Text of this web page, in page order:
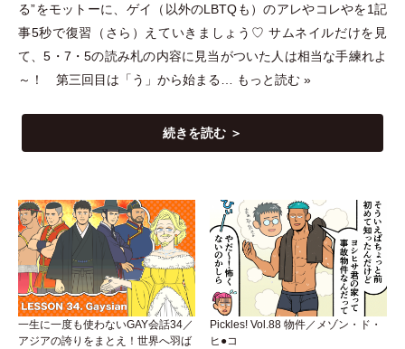
る”をモットーに、ゲイ
（ 以外のLBTQも ）のアレやコレやを1記
事5秒で復習
（ さら ） えていきましょう♡ サムネイルだけを見
て、5 ・ 7 ・5の読み札の内容に見当がついた人は相当な手練れよ
～！ 第三回目は 「う 」 から始まる… もっと読む »
続きを読む ＞
一生に一度も使わないGAY会話34／
アジアの誇りをまとえ！世界へ羽ば
Pickles! Vol.88 物件／メゾン・ド・
ヒ●コ